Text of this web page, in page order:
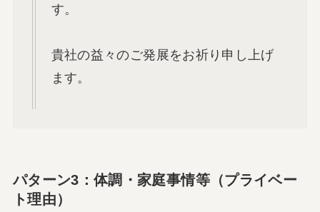
す。
貴社の益々のご発展をお祈り申し上げ
ます。
パターン3：体調・家庭事情等（プライベー
ト理由）